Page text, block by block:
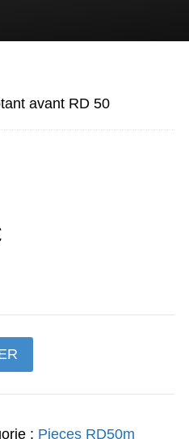
avant RD 50
Le
est :
24,97€.
: Pieces RD50m